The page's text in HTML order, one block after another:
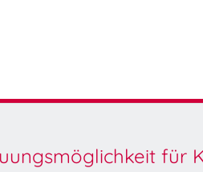
für